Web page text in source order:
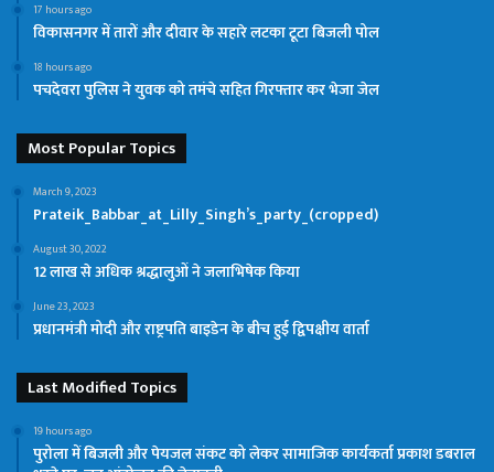
17 hours ago
विकासनगर में तारों और दीवार के सहारे लटका टूटा बिजली पोल
18 hours ago
पचदेवरा पुलिस ने युवक को तमंचे सहित गिरफ्तार कर भेजा जेल
Most Popular Topics
March 9, 2023
Prateik_Babbar_at_Lilly_Singh’s_party_(cropped)
August 30, 2022
12 लाख से अधिक श्रद्धालुओं ने जलाभिषेक किया
June 23, 2023
प्रधानमंत्री मोदी और राष्ट्रपति बाइडेन के बीच हुई द्विपक्षीय वार्ता
Last Modified Topics
19 hours ago
पुरोला में बिजली और पेयजल संकट को लेकर सामाजिक कार्यकर्ता प्रकाश डबराल